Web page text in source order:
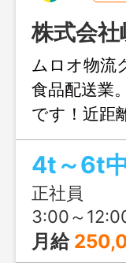
株式会
ムロオ物流
食品配送業
です！近距
ン豊富なジ
正社員
3:00～
月給